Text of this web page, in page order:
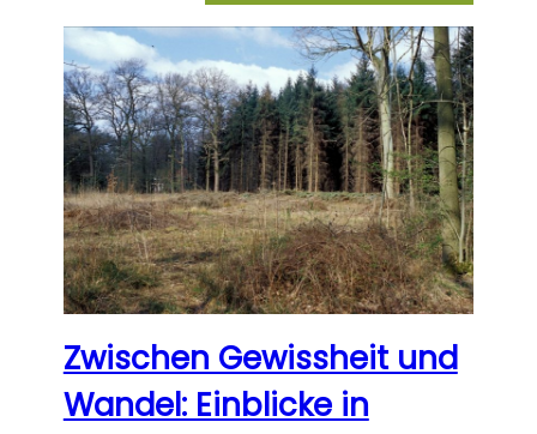
Zwischen Gewissheit und
Wandel: Einblicke in